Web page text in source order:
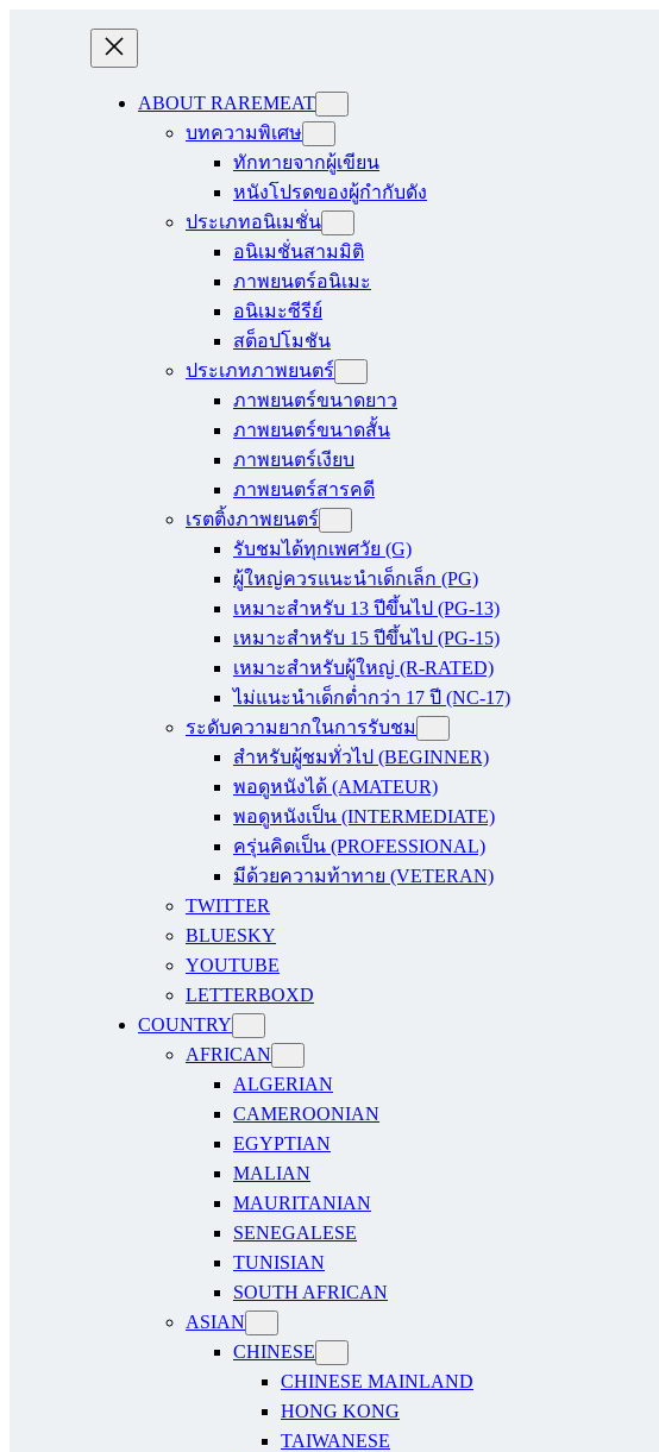
ABOUT RAREMEAT
บทความพิเศษ
ทักทายจากผู้เขียน
หนังโปรดของผู้กำกับดัง
ประเภทอนิเมชั่น
อนิเมชั่นสามมิติ
ภาพยนตร์อนิเมะ
อนิเมะซีรีย์
สต็อปโมชัน
ประเภทภาพยนตร์
ภาพยนตร์ขนาดยาว
ภาพยนตร์ขนาดสั้น
ภาพยนตร์เงียบ
ภาพยนตร์สารคดี
เรตติ้งภาพยนตร์
รับชมได้ทุกเพศวัย (G)
ผู้ใหญ่ควรแนะนำเด็กเล็ก (PG)
เหมาะสำหรับ 13 ปีขึ้นไป (PG-13)
เหมาะสำหรับ 15 ปีขึ้นไป (PG-15)
เหมาะสำหรับผู้ใหญ่ (R-RATED)
ไม่แนะนำเด็กต่ำกว่า 17 ปี (NC-17)
ระดับความยากในการรับชม
สำหรับผู้ชมทั่วไป (BEGINNER)
พอดูหนังได้ (AMATEUR)
พอดูหนังเป็น (INTERMEDIATE)
ครุ่นคิดเป็น (PROFESSIONAL)
มีด้วยความท้าทาย (VETERAN)
TWITTER
BLUESKY
YOUTUBE
LETTERBOXD
COUNTRY
AFRICAN
ALGERIAN
CAMEROONIAN
EGYPTIAN
MALIAN
MAURITANIAN
SENEGALESE
TUNISIAN
SOUTH AFRICAN
ASIAN
CHINESE
CHINESE MAINLAND
HONG KONG
TAIWANESE